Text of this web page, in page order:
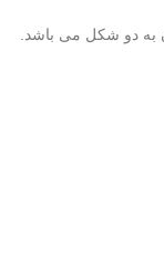
به دو شکل می باشد.